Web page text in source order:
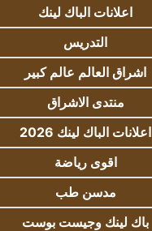
اعلانات الباك لينك
التدريس
اشراق العالم عالم كبير
منتدى الاشراق
اعلانات الباك لينك 2026
اقوى رياضة
مدسن طب
باك لينك وجيست بوست